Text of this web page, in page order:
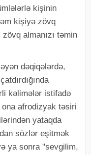
kişinin
kişiyə zövq
almanızı təmin
dəqiqələrdə,
kəlimələr istifadə
afrodizyak təsiri
yataqda
sözlər eşitmək
ya sonra "sevgilim,